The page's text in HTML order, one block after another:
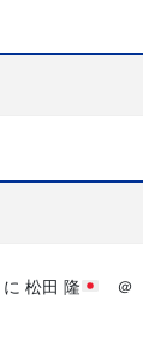
に 松田 隆
＠